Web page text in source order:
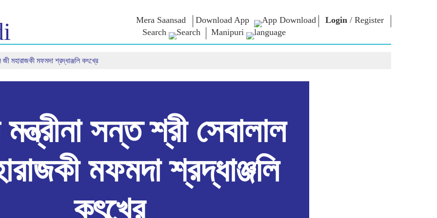
Mera Saansad Download App Login / Register
Search
Manipuri
লৈঙাক্লোন
ব্লোগ
Photo Booth
জী মহারাজকী মফমদা শ্রদ্ধাঞ্জলি কৎখ্রে
সন্ত শ্রী সেবালাল
মফমদা শ্রদ্ধাঞ্জলি
কৎখ্রে